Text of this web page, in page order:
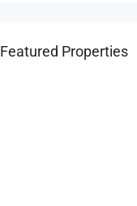
Featured Properties